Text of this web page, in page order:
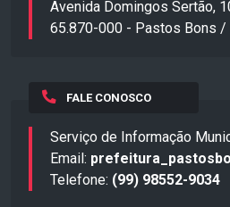
Avenida Domingos Sertão,
65.870-000 - Pastos Bons /
FALE CONOSCO
Serviço de Informação
Email:
Telefone: (99) 98552-9034